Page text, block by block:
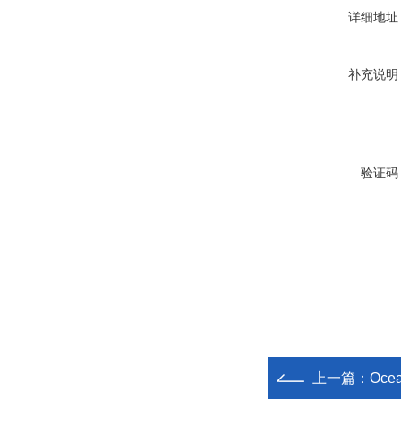
详细地址
补充说明
验证码
上一篇：